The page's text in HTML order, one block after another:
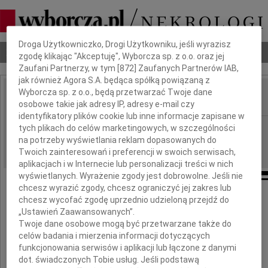
Nekrologi Odeszli Poradnik pogrzebowy
IMIĘ I NAZWISKO:
REGION: Warszawa
DATA EMISJI: 09.09.2022
Drogim
Witkowi i Ewie Ścisłowskim
Dbamy o Twoją prywatność
Droga Użytkowniczko, Drogi Użytkowniku, jeśli wyrazisz
zgodę klikając "Akceptuję", Wyborcza sp. z o.o. oraz jej
Zaufani Partnerzy, w tym [872 ] Zaufanych Partnerów IAB,
jak również Agora S.A. będąca spółką powiązaną z
Wyborcza sp. z o.o., będą przetwarzać Twoje dane
osobowe takie jak adresy IP, adresy e-mail czy
identyfikatory plików cookie lub inne informacje zapisane w
tych plikach do celów marketingowych, w szczególności
na potrzeby wyświetlania reklam dopasowanych do
Twoich zainteresowań i preferencji w swoich serwisach,
aplikacjach i w Internecie lub personalizacji treści w nich
wyświetlanych. Wyrażenie zgody jest dobrowolne. Jeśli nie
chcesz wyrazić zgody, chcesz ograniczyć jej zakres lub
chcesz wycofać zgodę uprzednio udzieloną przejdź do
„Ustawień Zaawansowanych”.
Twoje dane osobowe mogą być przetwarzane także do
celów badania i mierzenia informacji dotyczących
funkcjonowania serwisów i aplikacji lub łączone z danymi
dot. świadczonych Tobie usług. Jeśli podstawą